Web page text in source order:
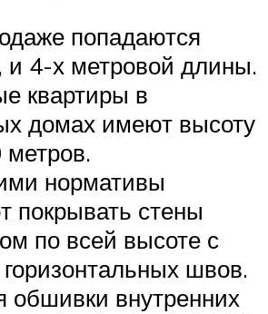
попадаются
и 4-х метровой длины.
квартиры в
домах имеют высоту
метров.
нормативы
покрывать стены
по всей высоте с
швов.
обшивки внутренних